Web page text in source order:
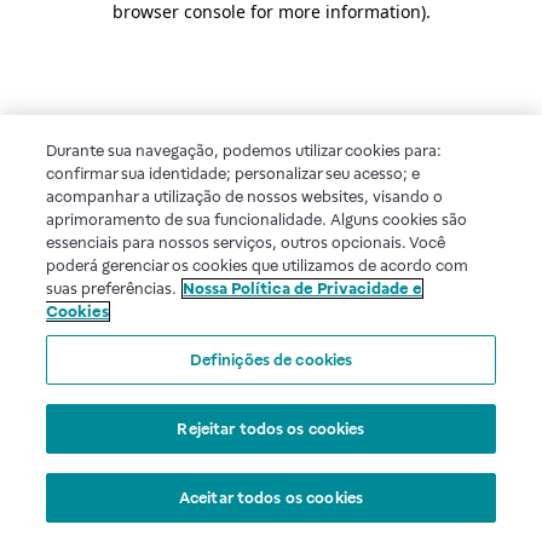
browser console for more information).
Durante sua navegação, podemos utilizar cookies para:
confirmar sua identidade; personalizar seu acesso; e
acompanhar a utilização de nossos websites, visando o
aprimoramento de sua funcionalidade. Alguns cookies são
essenciais para nossos serviços, outros opcionais. Você
poderá gerenciar os cookies que utilizamos de acordo com
suas preferências. Nossa Política de Privacidade e
Cookies
Definições de cookies
Rejeitar todos os cookies
Aceitar todos os cookies